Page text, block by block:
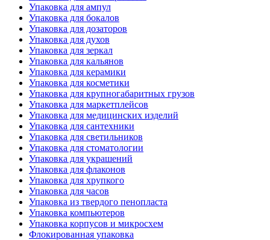
Упаковка для ампул
Упаковка для бокалов
Упаковка для дозаторов
Упаковка для духов
Упаковка для зеркал
Упаковка для кальянов
Упаковка для керамики
Упаковка для косметики
Упаковка для крупногабаритных грузов
Упаковка для маркетплейсов
Упаковка для медицинских изделий
Упаковка для сантехники
Упаковка для светильников
Упаковка для стоматологии
Упаковка для украшений
Упаковка для флаконов
Упаковка для хрупкого
Упаковка для часов
Упаковка из твердого пенопласта
Упаковка компьютеров
Упаковка корпусов и микросхем
Флокированная упаковка